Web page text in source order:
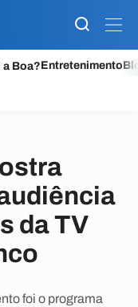
a Boa?Entretenimento
da TV
foi o programa